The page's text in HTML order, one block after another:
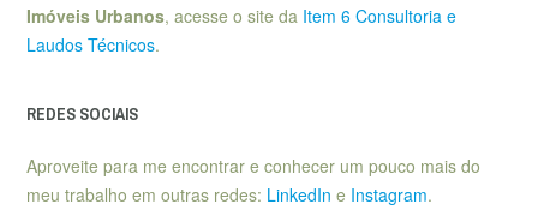
Imóveis Urbanos, acesse o site da Item 6 Consultoria e
Laudos Técnicos.
REDES SOCIAIS
Aproveite para me encontrar e conhecer um pouco mais do
meu trabalho em outras redes: LinkedIn e Instagram.